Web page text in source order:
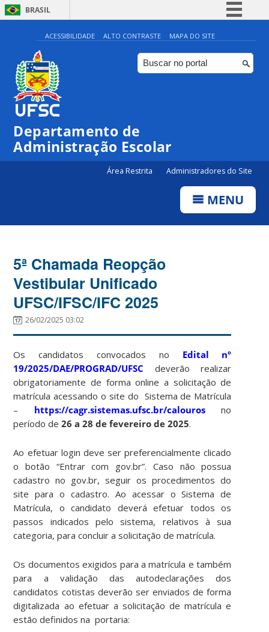
BRASIL
Simplifique!
Comunica BR
Participe
ACESSIBILIDADE ALTO CONTRASTE MAPA DO SITE
Departamento de
Administração Escolar
Área Restrita Administradores do Site
MENU
5ª Chamada Reopção
Vestibular Unificado
UFSC/IFSC/IFC 2025
26/02/2025 03:02
Os candidatos convocados no Edital nº
19/2025/DAE/PROGRAD/UFSC deverão realizar
obrigatoriamente de forma online a solicitação de
matrícula acessando o site do Sistema de Matrícula
– https://cagr.sistemas.ufsc.br/calourosno
período de26 a 28 de fevereiro de 2025.
Ao efetuar login deve ser preferencialmente clicado
o botão “Entrar com gov.br”. Caso não possua
cadastro no gov.br, seguir os procedimentos do
site para o cadastro. Ao acessar o Sistema de
Matrícula, o candidato deverá efetuar todos os
passos indicados pelo sistema, relativos à sua
categoria, para concluir a solicitação de matrícula.
Os documentos exigidos para a matrícula e também
para a validação das autodeclarações dos
candidatos cotistas deverão ser enviados de forma
digitalizada ao efetuar a solicitação de matrícula e
estão definidos na portaria: